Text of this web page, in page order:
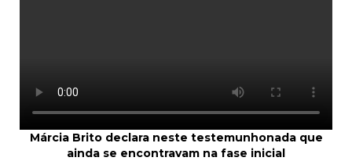
Márcia Brito declara neste testemunhonada que
ainda se encontravam na fase inicial